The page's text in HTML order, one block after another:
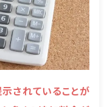
されていることが